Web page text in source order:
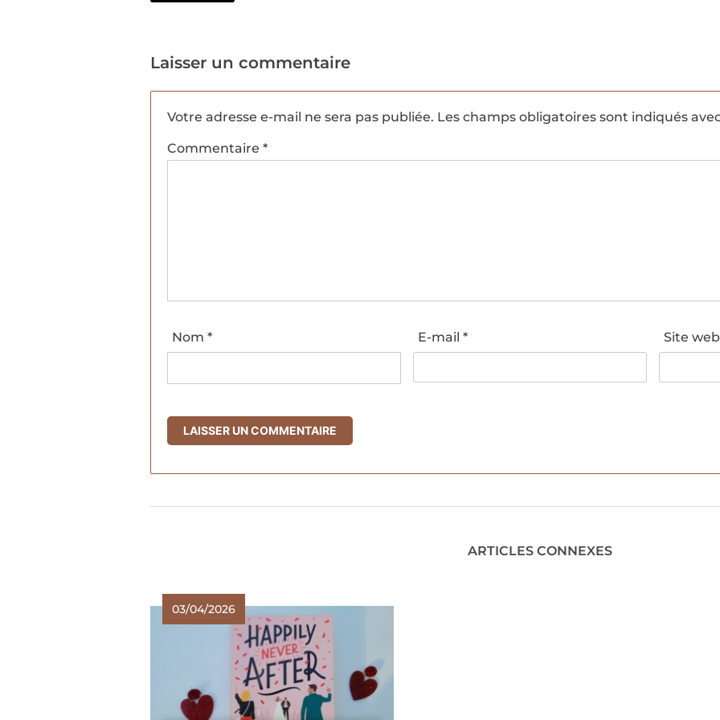
Laisser un commentaire
Votre adresse e-mail ne sera pas publiée. Les champs obligatoires sont indiqués
Commentaire *
Nom * E-mail* Site web
ARTICLES CONNEXES
03/04/2026